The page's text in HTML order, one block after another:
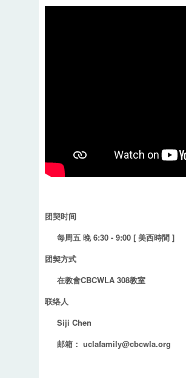
团契时间
每周五 晚 6:30 - 9:00 [ 美西時間 ]
团契方式
在教會CBCWLA 308教室
联络人
Siji Chen
邮箱： uclafamily@cbcwla.org